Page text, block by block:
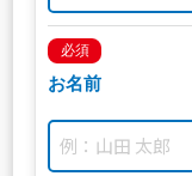
必須
お名前